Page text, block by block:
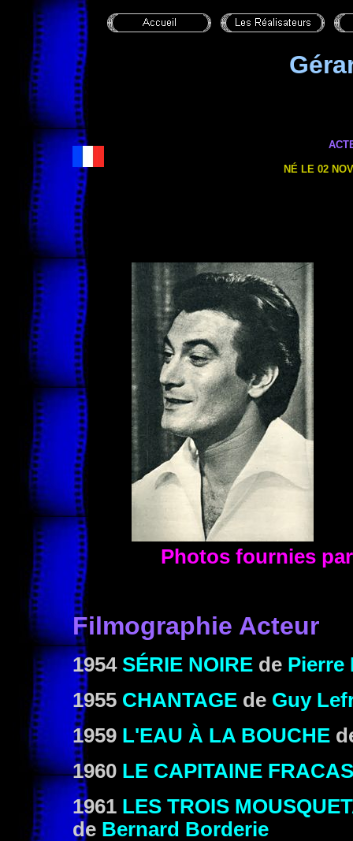
NÉ LE 02
Photos fournies
Filmographie Acteur
1954 SÉRIE NOIRE de Pierre
1955 CHANTAGE de Guy
1959 L'EAU À LA BOUCHE
1960 LE CAPITAINE
1961 LES TROIS
de Bernard Borderie